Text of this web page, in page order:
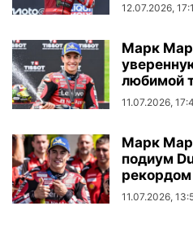
12.07.2026,
Марк
любимой
11.07.2026,
Марк
подиум
11.07.2026,